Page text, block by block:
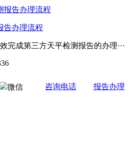
告办理流程
完成第三方天平检测报告的办理···
微信 咨询电话 报告办理